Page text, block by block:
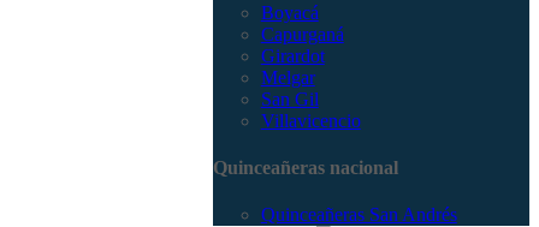
Boyacá
Capurganá
Girardot
Melgar
San Gil
Villavicencio
Quinceañeras nacional
Quinceañeras San Andrés